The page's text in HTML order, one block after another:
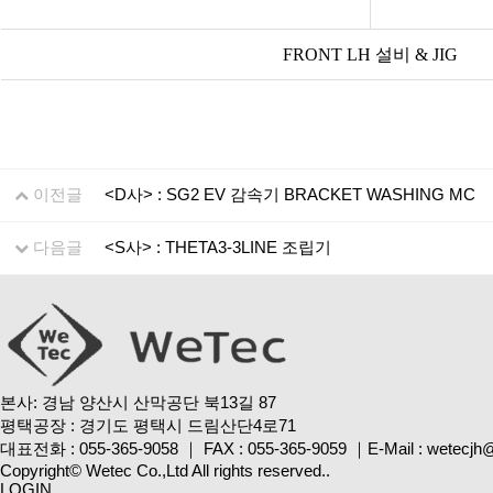
FRONT LH 설비 & JIG
이전글 <D사> : SG2 EV 감속기 BRACKET WASHING MC
다음글 <S사> : THETA3-3LINE 조립기
본사: 경남 양산시 산막공단 북13길 87
평택공장 : 경기도 평택시 드림산단4로71
대표전화 : 055-365-9058
｜ FAX : 055-365-9059 ｜ E-Mail :
Copyright© Wetec Co.,Ltd All rights reserved..
LOGIN